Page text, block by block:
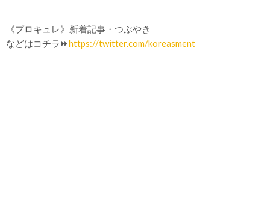
《ブロキュレ》新着記事・つぶやき
などはコチラ⏩https://twitter.com/koreasment